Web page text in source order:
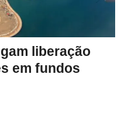
liberação
em fundos